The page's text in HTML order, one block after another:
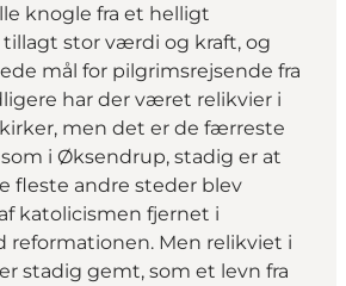
knogle fra et helligt
stor værdi og kraft, og
mål for pilgrimsrejsende fra
har der været relikvier i
men det er de færreste
i Øksendrup, stadig er at
fleste andre steder blev
katolicismen fjernet i
reformationen. Men relikviet i
stadig gemt, som et levn fra